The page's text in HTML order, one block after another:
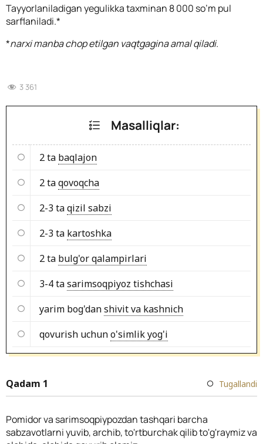
Tayyorlaniladigan yegulikka taxminan 8 000 so’m pul
sarflaniladi.*
*narxi manba chop etilgan vaqtgagina amal qiladi.
3 361
Masalliqlar:
2 ta baqlajon
2 taqovoqcha
2-3 taqizil sabzi
2-3 ta kartoshka
2 ta bulg'or qalampirlari
3-4 tasarimsoqpiyoz tishchasi
yarim bog'danshivit va kashnich
qovurish uchuno'simlik yog'i
Qadam 1 Tugallandi
Pomidor va sarimsoqpiypozdan tashqari barcha
sabzavotlarni yuvib, archib, to'rtburchak qilib to'g'raymiz va